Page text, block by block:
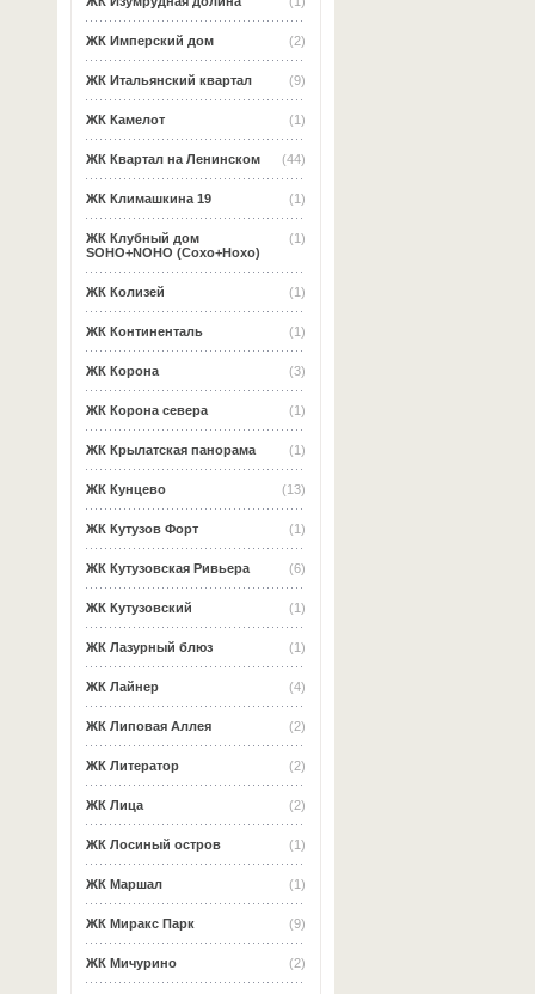
(2)
ЖК Имперский дом
(9)
ЖК Итальянский квартал
(1)
ЖК Камелот
(44)
ЖК Квартал на Ленинском
(1)
ЖК Климашкина 19
(1)
ЖК Клубный дом
SOHO+NOHO (Сохо+Нохо)
(1)
ЖК Колизей
(1)
ЖК Континенталь
(3)
ЖК Корона
(1)
ЖК Корона севера
(1)
ЖК Крылатская панорама
(13)
ЖК Кунцево
(1)
ЖК Кутузов Форт
(6)
ЖК Кутузовская Ривьера
(1)
ЖК Кутузовский
(1)
ЖК Лазурный блюз
(4)
ЖК Лайнер
(2)
ЖК Липовая Аллея
(2)
ЖК Литератор
(2)
ЖК Лица
(1)
ЖК Лосиный остров
(1)
ЖК Маршал
(9)
ЖК Миракс Парк
(2)
ЖК Мичурино